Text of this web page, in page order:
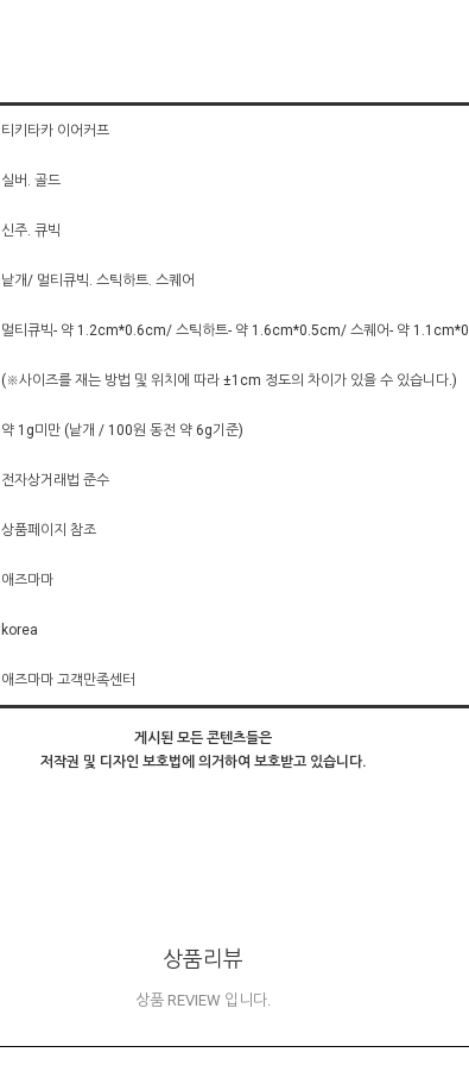
티키타카 이어커프
실버. 골드
신주. 큐빅
낱개/ 멀티큐빅. 스틱하트. 스퀘어
멀티큐빅- 약 1.2cm*0.6cm/ 스틱하트- 약 1.6cm*0.5cm/ 스퀘어- 약
(※사이즈를 재는 방법 및 위치에 따라 ±1cm 정도의 차이가 있을 수 있습니다.)
약 1g미만 (낱개 / 100원 동전 약 6g기준)
전자상거래법 준수
상품페이지 참조
애즈마마
korea
애즈마마 고객만족센터
게시된 모든 콘텐츠들은
저작권 및 디자인 보호법에 의거하여 보호받고 있습니다.
상품리뷰
상품 REVIEW 입니다.